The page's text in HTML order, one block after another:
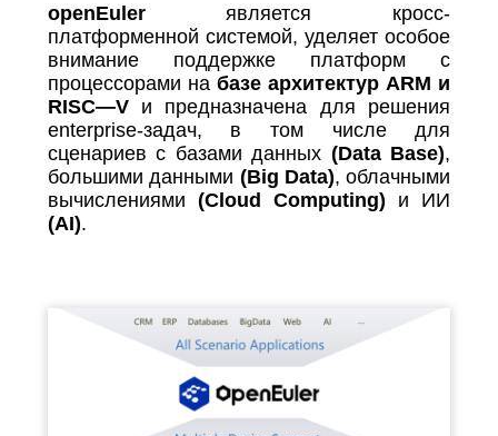
openEulerявляется кросс-
платформенной системой, уделяет особое
внимание поддержке платформ с
процессорами на базе архитектур ARM и
RISC—Vи предназначена для решения
enterprise-задач, в том числе для
сценариев с базами данных (Data Base),
большими данными (Big Data), облачными
вычислениями (Cloud Computing) и ИИ
(AI).